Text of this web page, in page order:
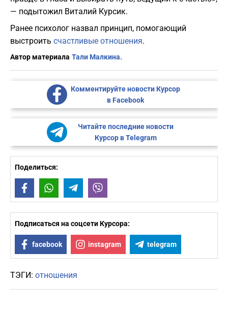
— подытожил Виталий Курсик.
Ранее психолог назвал принцип, помогающий
выстроить счастливые отношения.
Автор материала Тали Малкина.
Комментируйте новости Курсор
в Facebook
Читайте последние новости
Курсор в Telegram
Поделиться:
FacebookWhatsAppTelegram
Подписаться на соцсети Курсора:
facebook instagram telegram
ТЭГИ: отношения